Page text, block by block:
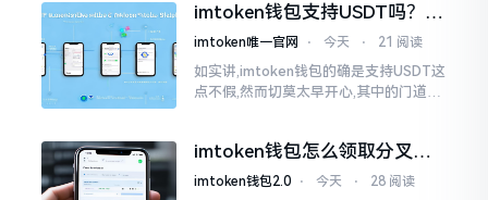
imtoken钱包支持USDT吗？转
账提现全攻略
imtoken唯一官网 ⋅ 今天 ⋅ 21 阅读
如实讲,imtoken钱包的确是支持USDT这
点不假,然而切莫太早开心,其中的门道是
费高得主子心疼
imtoken钱包怎么领取分叉
币？老手教你避坑
imtoken钱包2.0 ⋅ 今天 ⋅ 28 阅读